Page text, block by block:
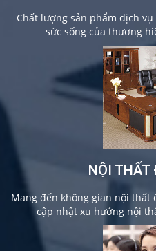
Chất lượng sản phẩm dịch
sức sống của thương
NỘI THẤT
Mang đến không gian nội thất
cập nhật xu hướng nội